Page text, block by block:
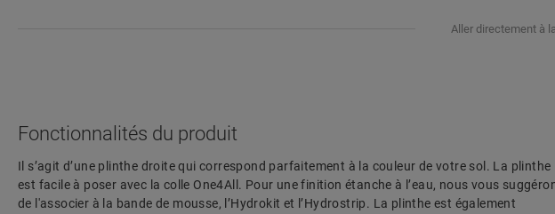
Aller directement à
Fonctionnalités du produit
Il s’agit d’une plinthe droite qui correspond parfaitement à la couleur de votre sol. La plinthe
est facile à poser avec la colle One4All. Pour une finition étanche à l’eau, nous vous
de l'associer à la bande de mousse, l’Hydrokit et l’Hydrostrip. La plinthe est également